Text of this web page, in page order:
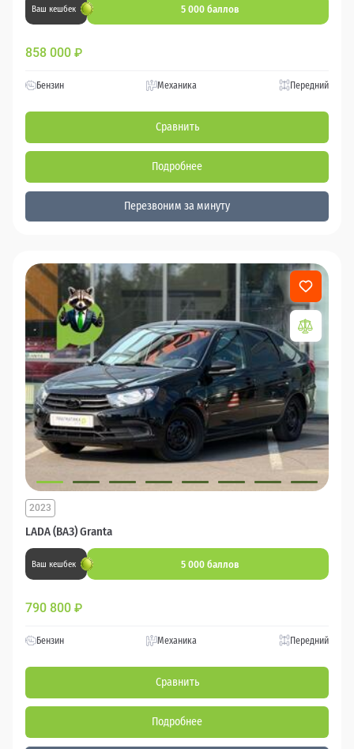
Ваш кешбек 5 000 баллов
858 000 ₽
Бензин Механика Передний
Сравнить
Подробнее
Перезвоним за минуту
LADA (ВАЗ) Granta
2023
Ваш кешбек 5 000 баллов
790 800 ₽
Бензин Механика Передний
Сравнить
Подробнее